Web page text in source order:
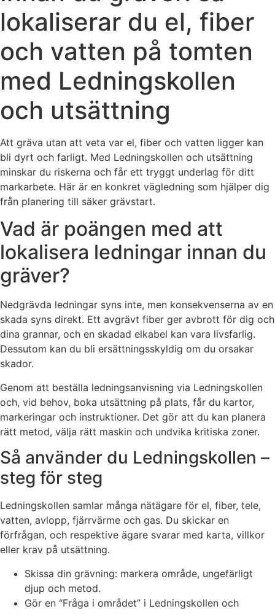
lokaliserar du el, fiber
och vatten på tomten
med Ledningskollen
och utsättning
Att gräva utan att veta var el, fiber och vatten ligger kan
bli dyrt och farligt. Med Ledningskollen och utsättning
minskar du riskerna och får ett tryggt underlag för ditt
markarbete. Här är en konkret vägledning som hjälper dig
från planering till säker grävstart.
Vad är poängen med att
lokalisera ledningar innan du
gräver?
Nedgrävda ledningar syns inte, men konsekvenserna av en
skada syns direkt. Ett avgrävt fiber ger avbrott för dig och
dina grannar, och en skadad elkabel kan vara livsfarlig.
Dessutom kan du bli ersättningsskyldig om du orsakar
skador.
Genom att beställa ledningsanvisning via Ledningskollen
och, vid behov, boka utsättning på plats, får du kartor,
markeringar och instruktioner. Det gör att du kan planera
rätt metod, välja rätt maskin och undvika kritiska zoner.
Så använder du Ledningskollen –
steg för steg
Ledningskollen samlar många nätägare för el, fiber, tele,
vatten, avlopp, fjärrvärme och gas. Du skickar en
förfrågan, och respektive ägare svarar med karta, villkor
eller krav på utsättning.
Skissa din grävning: markera område, ungefärligt
djup och metod.
Gör en “Fråga i området” i Ledningskollen och